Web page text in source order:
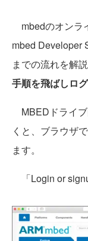
mbedのオンラ
mbed Developer
までの流れを解
手順を飛ばしロ
MBEDドライ
くと、ブラウザ
ます。
「Login or